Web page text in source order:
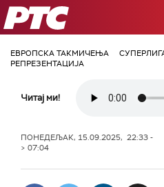
РТС
ЕВРОПСКА ТАКМИЧЕЊА
РЕПРЕЗЕНТАЦИЈА
Читај ми!
ПОНЕДЕЉАК, 15.09.2025, 22:33 -
> 07:04